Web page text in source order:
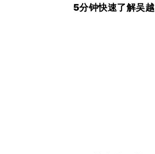
5分钟快速了解吴越